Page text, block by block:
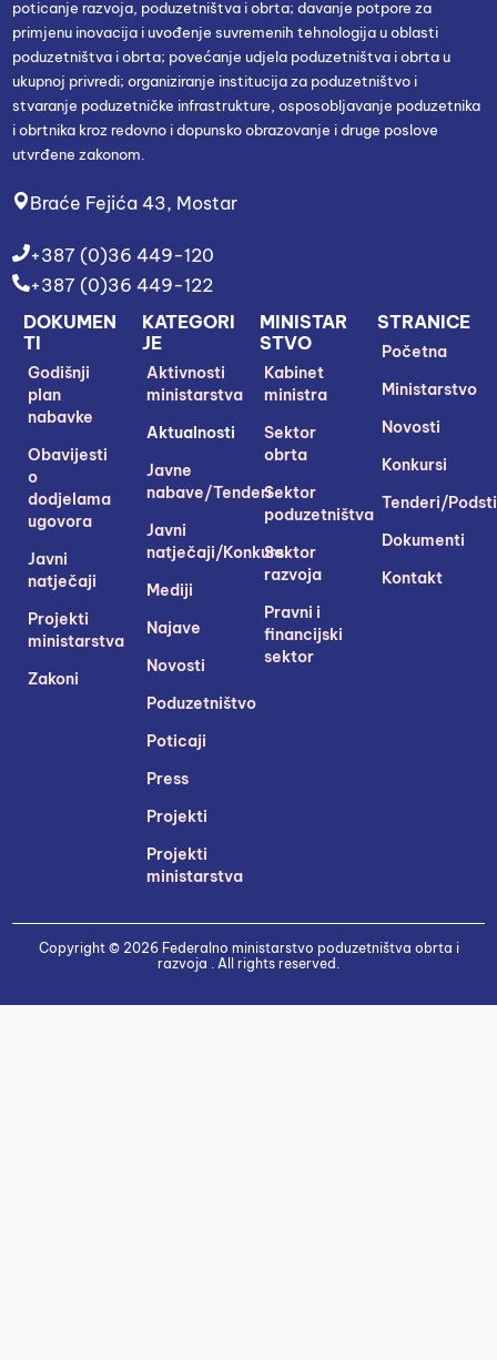
poticanje razvoja, poduzetništva i obrta; davanje potpore za
primjenu inovacija i uvođenje suvremenih tehnologija u oblasti
poduzetništva i obrta; povećanje udjela poduzetništva i obrta u
ukupnoj privredi; organiziranje institucija za poduzetništvo i
stvaranje poduzetničke infrastrukture, osposobljavanje poduzetnika
i obrtnika kroz redovno i dopunsko obrazovanje i druge poslove
utvrđene zakonom.
Braće Fejića 43, Mostar
+387 (0)36 449-120
+387 (0)36 449-122
STRANICE
Početna
Ministarstvo
Novosti
Konkursi
Tenderi/
Dokumenti
Kontakt
MINISTAR
STVO
Kabinet
ministra
Sektor
obrta
Sektor
poduzetništva
Sektor
razvoja
Pravni i
financijski
sektor
KATEGORI
JE
Aktivnosti
ministarstva
Aktualnosti
Javne
nabave/Tenderi
Javni
natječaji/Konkursi
Mediji
Najave
Novosti
Poduzetništvo
Poticaji
Press
Projekti
Projekti
ministarstva
DOKUMEN
TI
Godišnji
plan
nabavke
Obavijesti
o
dodjelama
ugovora
Javni
natječaji
Projekti
ministarstva
Zakoni
Copyright © 2026 Federalno ministarstvo poduzetništva obrta i
razvoja . All rights reserved.